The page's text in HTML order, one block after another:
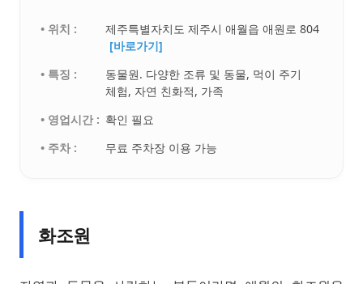
• 위치 :
제주특별자치도 제주시 애월읍 애원로 804
[바로가기]
• 특징 :
동물원. 다양한 조류 및 동물, 먹이 주기
체험, 자연 친화적, 가족
• 영업시간 : 확인 필요
• 주차 :
무료 주차장 이용 가능
화조원